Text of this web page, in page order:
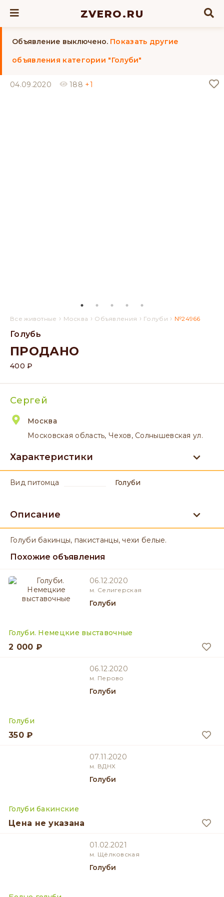
ZVERO.RU
Объявление выключено. Показать другие
объявления категории "Голуби"
04.09.2020 188 +1
Все животные › Москва › Объявления › Голуби › №24966
Голубь
ПРОДАНО
400 ₽
Сергей
Москва
Московская область, Чехов, Солнышевская ул.
Характеристики
вид питомца Голуби
Описание
Голуби бакинцы, пакистанцы, чехи белые.
Похожие объявления
06.12.2020
м. Селигерская
Голуби
Голуби. Немецкие выставочные
2 000 ₽
06.12.2020
м. Перово
Голуби
Голуби
350 ₽
07.11.2020
м. ВДНХ
Голуби
Голуби бакинские
Цена не указана
01.02.2021
м. Щёлковская
Голуби